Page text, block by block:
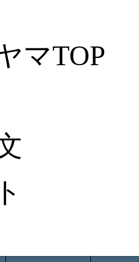
マTOP